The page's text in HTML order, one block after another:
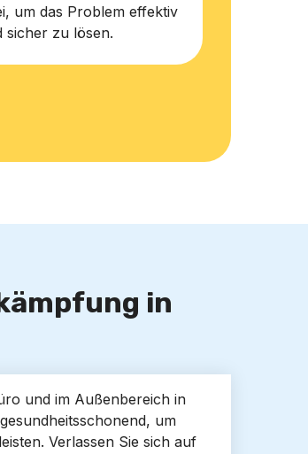
um das Problem effektiv
sicher zu lösen.
in
und im Außenbereich in
um
Verlassen Sie sich auf